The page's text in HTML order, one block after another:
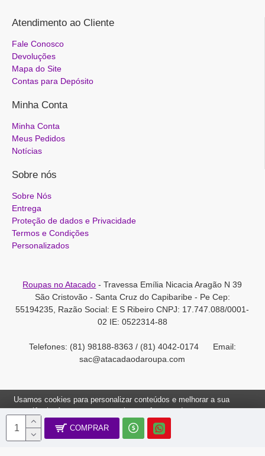
COMPRAR
Atendimento ao Cliente
Fale Conosco
Devoluções
Mapa do Site
Contas para Depósito
Minha Conta
Minha Conta
Meus Pedidos
Notícias
Sobre nós
Sobre Nós
Entrega
Proteção de dados e Privacidade
Termos e Condições
Personalizados
Roupas no Atacado - Travessa Emília Nicacia Aragão N 39
São Cristovão - Santa Cruz do Capibaribe - Pe Cep:
55194235, Razão Social: E S Ribeiro CNPJ: 17.747.088/0001-
02 IE: 0522314-88
Telefones: (81) 98188-8363 / (81) 4042-0174 Email:
sac@atacadaodaroupa.com
Roupas no Atacado 2012-2022, Todos os direitos reservados.
Usamos cookies para personalizar conteúdos e melhorar a sua
experiência. Ao navegar neste site, você concorda com a nossa
Política de Cookies.